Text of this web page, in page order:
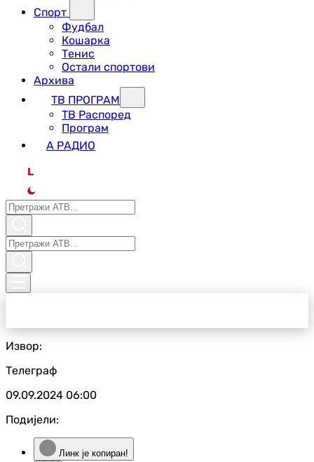
Спорт
Фудбал
Кошарка
Тенис
Остали спортови
Архива
ТВ ПРОГРАМ
ТВ Распоред
Програм
А РАДИО
L
Извор:
Телеграф
09.09.2024 06:00
Подијели:
Линк је копиран!